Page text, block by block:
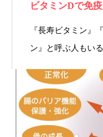
ビタミンDで免
『長寿ビタミン』
ン』と呼ぶ人もい